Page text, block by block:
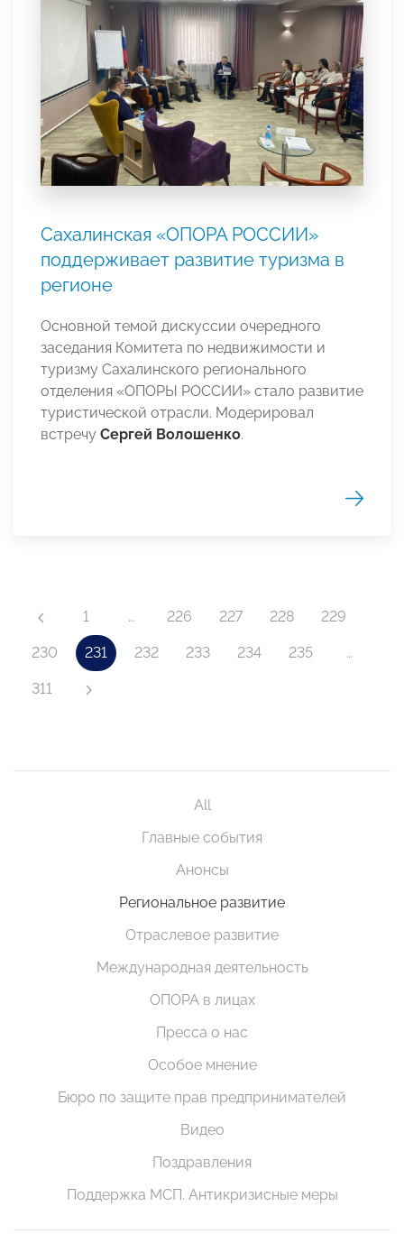
Сахалинская «ОПОРА РОССИИ»
поддерживает развитие туризма в
регионе
Основной темой дискуссии очередного
заседания Комитета по недвижимости и
туризму Сахалинского регионального
отделения «ОПОРЫ РОССИИ» стало развитие
туристической отрасли. Модерировал
встречу Сергей Волошенко.
1 … 226 227 228 229
230 231 232 233 234 235 …
311
All
Главные события
Анонсы
Региональное развитие
Отраслевое развитие
Международная деятельность
ОПОРА в лицах
Пресса о нас
Особое мнение
Бюро по защите прав предпринимателей
Видео
Поздравления
Поддержка МСП. Антикризисные меры